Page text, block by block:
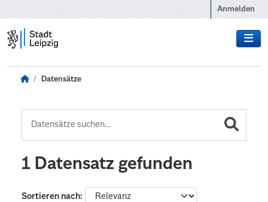
Anmelden
Datensätze
1 Datensatz gefunden
Sortieren nach